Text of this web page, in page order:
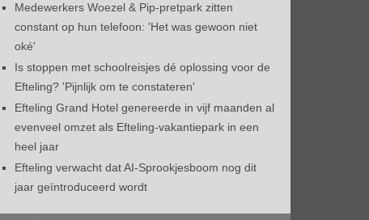
Medewerkers Woezel & Pip-pretpark zitten
constant op hun telefoon: 'Het was gewoon niet
oké'
Is stoppen met schoolreisjes dé oplossing voor de
Efteling? 'Pijnlijk om te constateren'
Efteling Grand Hotel genereerde in vijf maanden al
evenveel omzet als Efteling-vakantiepark in een
heel jaar
Efteling verwacht dat AI-Sprookjesboom nog dit
jaar geïntroduceerd wordt